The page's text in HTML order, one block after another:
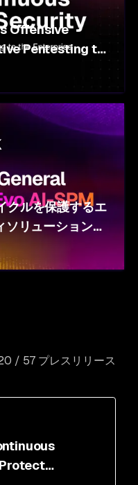
Offensive
Pentesting to
クルを保護するエ
リューションを
般提供を発表
/ 57 プレスリリース